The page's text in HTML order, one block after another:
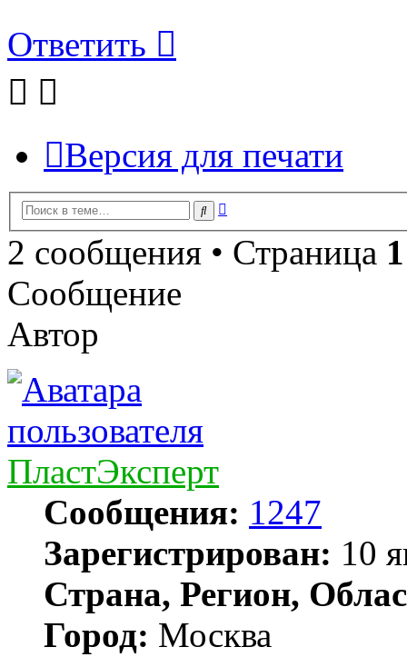
Ответить
Версия для печати
Поиск
2 сообщения • Страница 1
Сообщение
Автор
ПластЭксперт
Сообщения: 1247
Зарегистрирован: 10
Страна, Регион,
Город: Москва